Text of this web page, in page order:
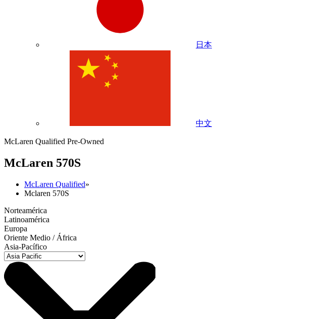
日本
中文
McLaren Qualified Pre-Owned
McLaren 570S
McLaren Qualified»
Mclaren 570S
Norteamérica
Latinoamérica
Europa
Oriente Medio / África
Asia-Pacífico